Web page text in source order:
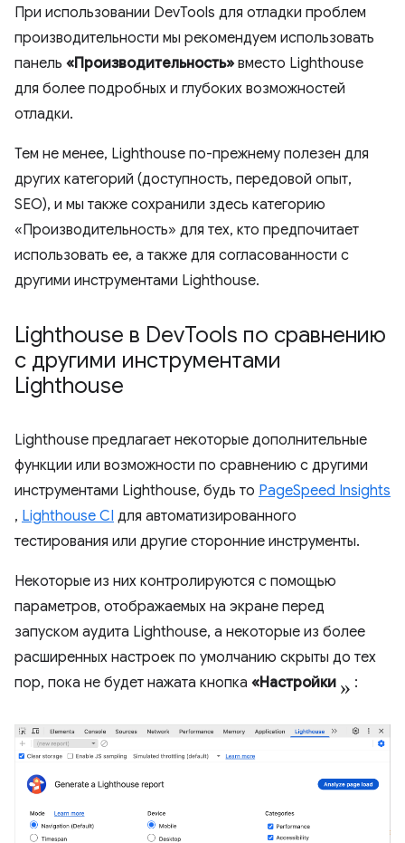
При использовании DevTools для отладки проблем
производительности мы рекомендуем использовать
панель «Производительность» вместо Lighthouse
для более подробных и глубоких возможностей
отладки.
Тем не менее, Lighthouse по-прежнему полезен для
других категорий (доступность, передовой опыт,
SEO), и мы также сохранили здесь категорию
«Производительность» для тех, кто предпочитает
использовать ее, а также для согласованности с
другими инструментами Lighthouse.
Lighthouse в DevTools по сравнению
с другими инструментами
Lighthouse
Lighthouse предлагает некоторые дополнительные
функции или возможности по сравнению с другими
инструментами Lighthouse, будь то PageSpeed ​​Insights
, Lighthouse CI для автоматизированного
тестирования или другие сторонние инструменты.
Некоторые из них контролируются с помощью
параметров, отображаемых на экране перед
запуском аудита Lighthouse, а некоторые из более
расширенных настроек по умолчанию скрыты до тех
пор, пока не будет нажата кнопка «Настройки » :